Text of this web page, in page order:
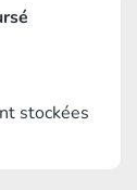
stockées